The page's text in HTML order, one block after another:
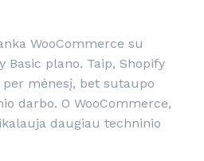
WooCommerce su
Basic plano. Taip, Shopify
mėnesį, bet sutaupo
darbo. O WooCommerce,
daugiau techninio